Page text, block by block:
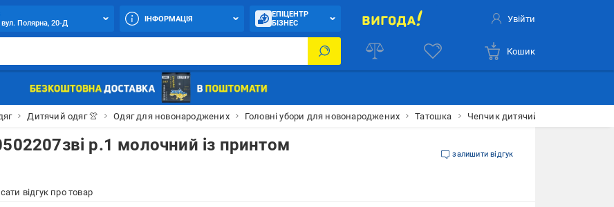
вул. Полярна, 20-Д
ІНФОРМАЦІЯ
ЕПІЦЕНТР
БІЗНЕС
Увійти
Кошик
Дитячий одяг 👚 Одяг для новонароджених Головні убори для новонароджених Татошка Чепчик дитячий Татошка
р.1 молочний із принтом
залишити відгук
відгук про товар